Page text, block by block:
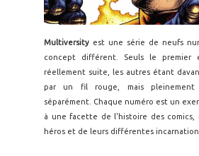
Multiversity est une série de neufs
concept différent. Seuls le
réellement suite, les autres étant
par un fil rouge, mais pleinement
séparément. Chaque numéro est un
à une facette de l'histoire des comics,
héros et de leurs différentes